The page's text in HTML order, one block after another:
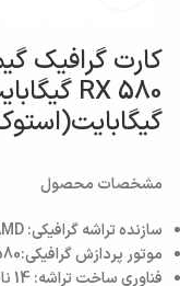
مشخصات محصول
سازنده تراشه گرافیکی:
موتور پردازش گرافیکی:
فناوری ساخت تراشه: